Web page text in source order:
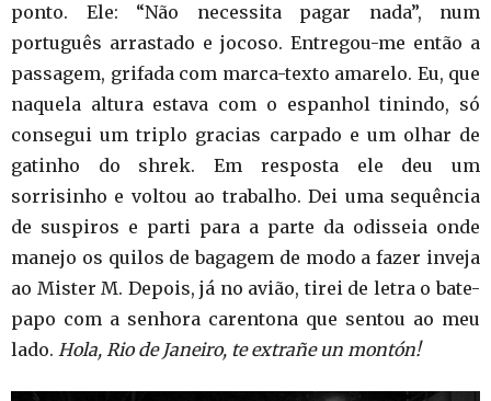
ponto. Ele: “Não necessita pagar nada”, num
português arrastado e jocoso. Entregou-me então a
passagem, grifada com marca-texto amarelo. Eu, que
naquela altura estava com o espanhol tinindo, só
consegui um triplo gracias carpado e um olhar de
gatinho do shrek. Em resposta ele deu um
sorrisinho e voltou ao trabalho. Dei uma sequência
de suspiros e parti para a parte da odisseia onde
manejo os quilos de bagagem de modo a fazer inveja
ao Mister M. Depois, já no avião, tirei de letra o bate-
papo com a senhora carentona que sentou ao meu
lado. Hola, Rio de Janeiro, te extrañe un montón!